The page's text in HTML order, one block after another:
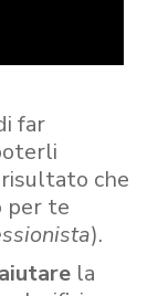
far
che
per te
).
aiutare la